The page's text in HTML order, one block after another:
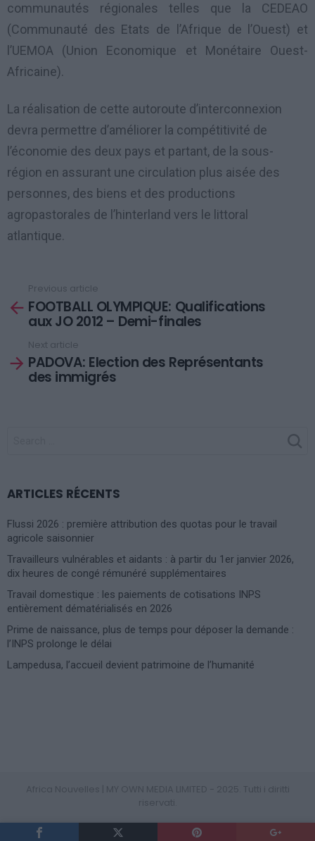
communautés régionales telles que la CEDEAO
(Communauté des Etats de l’Afrique de l’Ouest) et
l’UEMOA (Union Economique et Monétaire Ouest-
Africaine).
La réalisation de cette autoroute d’interconnexion
devra permettre d’améliorer la compétitivité de
l’économie des deux pays et partant, de la sous-
région en assurant une circulation plus aisée des
personnes, des biens et des productions
agropastorales de l’hinterland vers le littoral
atlantique.
more
Previous article
FOOTBALL OLYMPIQUE: Qualifications
aux JO 2012 – Demi-finales
Next article
PADOVA: Election des Représentants
des immigrés
ARTICLES RÉCENTS
Flussi 2026 : première attribution des quotas pour le travail
agricole saisonnier
Travailleurs vulnérables et aidants : à partir du 1er janvier 2026,
dix heures de congé rémunéré supplémentaires
Travail domestique : les paiements de cotisations INPS
entièrement dématérialisés en 2026
Prime de naissance, plus de temps pour déposer la demande :
l’INPS prolonge le délai
Lampedusa, l’accueil devient patrimoine de l’humanité
PRIVACY POLICY